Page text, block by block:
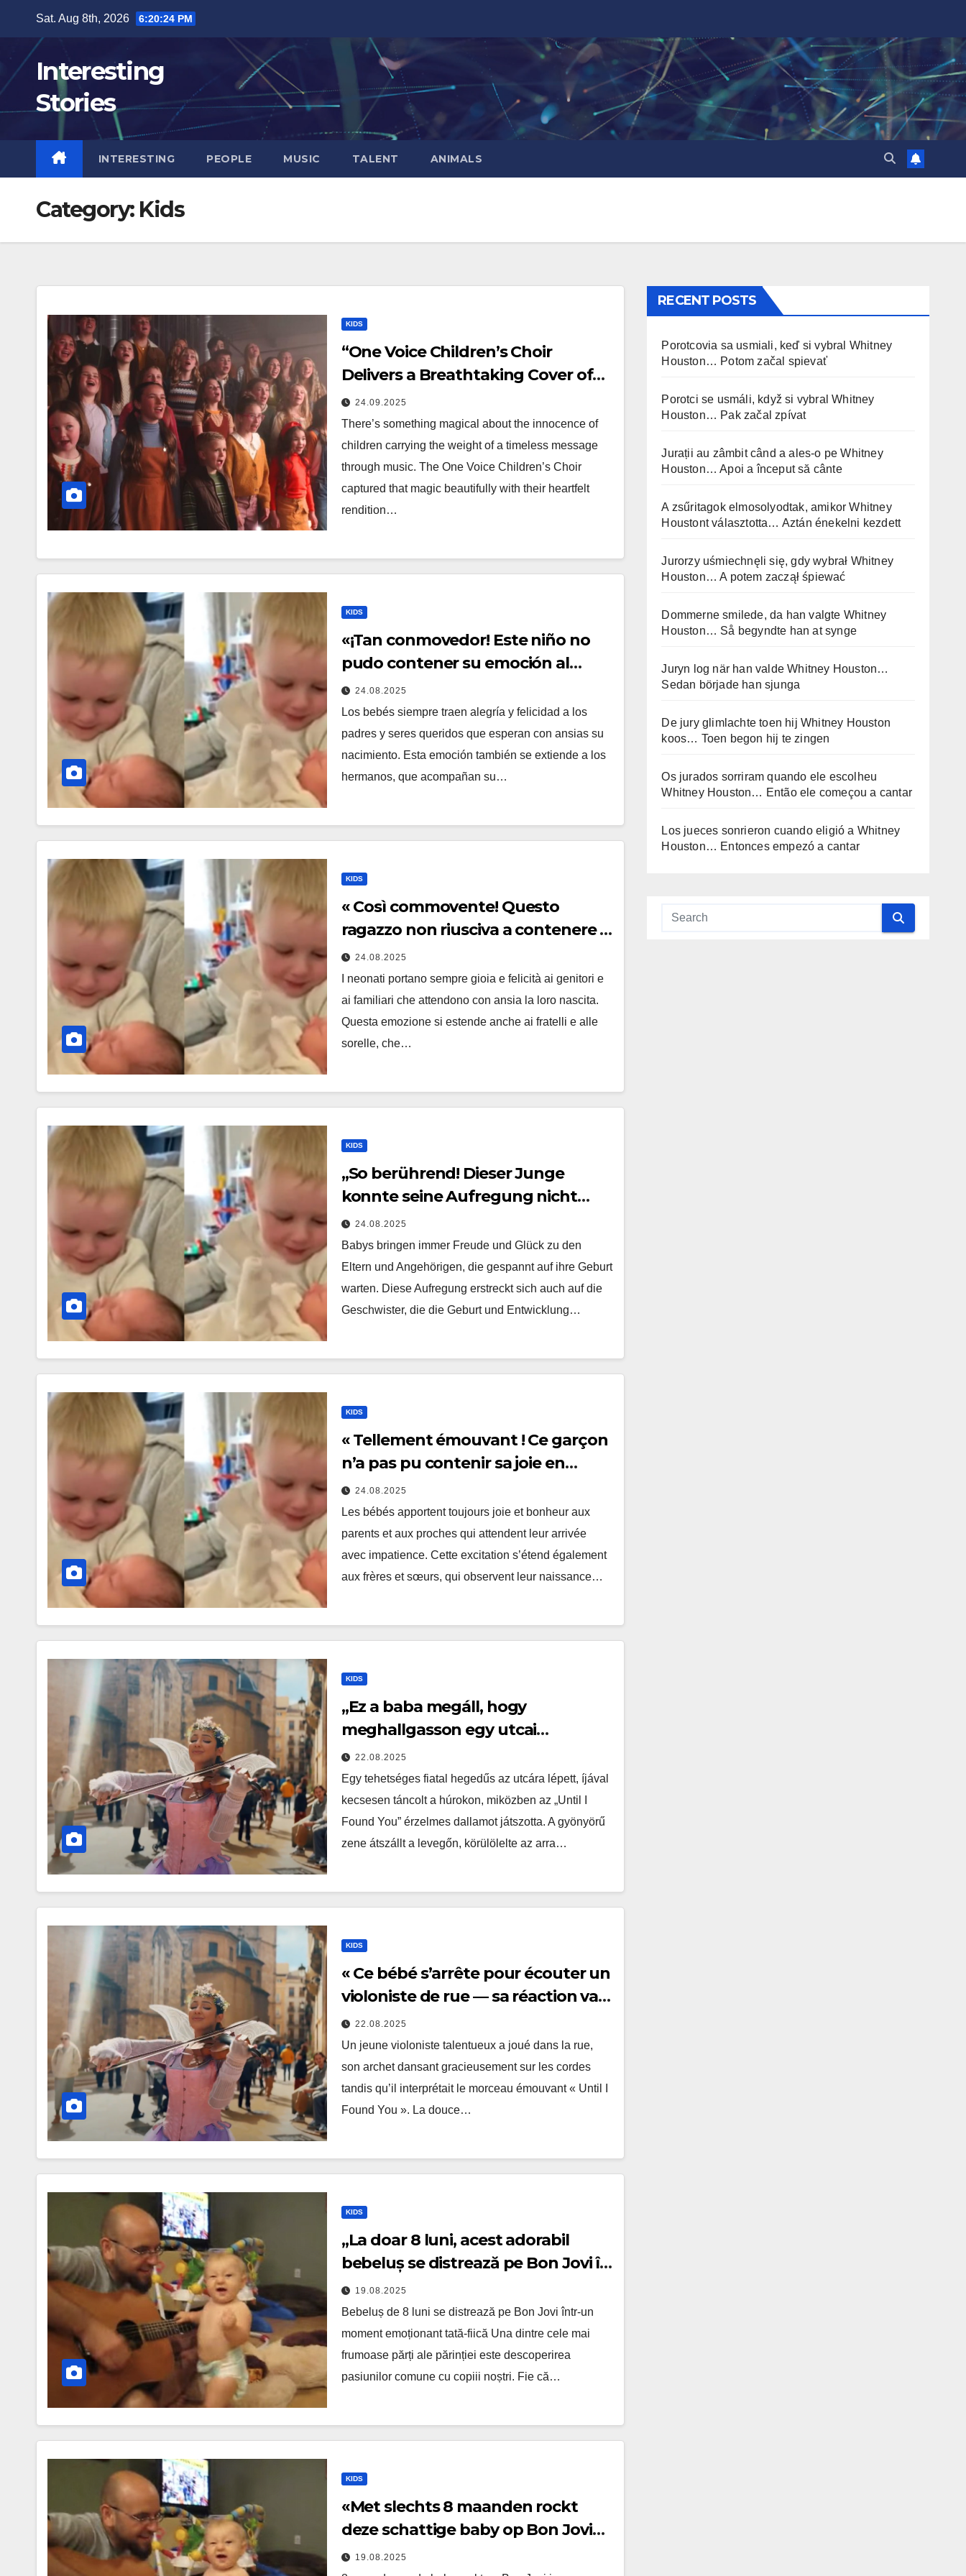
content
Sat. Aug 8th, 2026 6:20:25 PM
Interesting
Stories
INTERESTING PEOPLE MUSIC TALENT ANIMALS
Category: Kids
KIDS
“One Voice Children’s Choir
Delivers a Breathtaking Cover of
‘I’ll Stand By You’”
24.09.2025
There’s something magical about the innocence of
children carrying the weight of a timeless message
through music. The One Voice Children’s Choir
captured that magic beautifully with their heartfelt
rendition…
KIDS
«¡Tan conmovedor! Este niño no
pudo contener su emoción al
conocer a su hermanita recién
nacida. Su encuentro fue filmado»
24.08.2025
Los bebés siempre traen alegría y felicidad a los
padres y seres queridos que esperan con ansias su
nacimiento. Esta emoción también se extiende a los
hermanos, que acompañan su…
KIDS
« Così commovente! Questo
ragazzo non riusciva a contenere la
sua emozione incontrando la
sorellina appena nata. L’incontro è
stato filmato »
24.08.2025
I neonati portano sempre gioia e felicità ai genitori e
ai familiari che attendono con ansia la loro nascita.
Questa emozione si estende anche ai fratelli e alle
sorelle, che…
KIDS
„So berührend! Dieser Junge
konnte seine Aufregung nicht
zurückhalten, als er seine
neugeborene Schwester traf. Ihre
Begegnung wurde gefilmt“
24.08.2025
Babys bringen immer Freude und Glück zu den
Eltern und Angehörigen, die gespannt auf ihre Geburt
warten. Diese Aufregung erstreckt sich auch auf die
Geschwister, die die Geburt und Entwicklung…
KIDS
« Tellement émouvant ! Ce garçon
n’a pas pu contenir sa joie en
rencontrant sa petite sœur
nouveau-née. Leur rencontre a été
filmée »
24.08.2025
Les bébés apportent toujours joie et bonheur aux
parents et aux proches qui attendent leur arrivée
avec impatience. Cette excitation s’étend également
aux frères et sœurs, qui observent leur naissance…
KIDS
„Ez a baba megáll, hogy
meghallgasson egy utcai
hegedűst — a reakciója elolvasztja
a szívedet!”
22.08.2025
Egy tehetséges fiatal hegedűs az utcára lépett, íjával
kecsesen táncolt a húrokon, miközben az „Until I
Found You” érzelmes dallamot játszotta. A gyönyörű
zene átszállt a levegőn, körülölelte az arra…
KIDS
« Ce bébé s’arrête pour écouter un
violoniste de rue — sa réaction va
vous fondre le cœur »
22.08.2025
Un jeune violoniste talentueux a joué dans la rue,
son archet dansant gracieusement sur les cordes
tandis qu’il interprétait le morceau émouvant « Until I
Found You ». La douce…
KIDS
„La doar 8 luni, acest adorabil
bebeluș se distrează pe Bon Jovi în
timp ce tatăl cântă la chitară —
Vezi momentul dulce!”
19.08.2025
Bebeluș de 8 luni se distrează pe Bon Jovi într-un
moment emoționant tată-fiică Una dintre cele mai
frumoase părți ale părinției este descoperirea
pasiunilor comune cu copiii noștri. Fie că…
KIDS
«Met slechts 8 maanden rockt
deze schattige baby op Bon Jovi
terwijl papa gitaar speelt — Bekijk
19.08.2025
RECENT POSTS
Porotcovia sa usmiali, keď si vybral Whitney
Houston… Potom začal spievať
Porotci se usmáli, když si vybral Whitney
Houston… Pak začal zpívat
Jurații au zâmbit când a ales-o pe Whitney
Houston… Apoi a început să cânte
A zsűritagok elmosolyodtak, amikor Whitney
Houstont választotta… Aztán énekelni kezdett
Jurorzy uśmiechnęli się, gdy wybrał Whitney
Houston… A potem zaczął śpiewać
Dommerne smilede, da han valgte Whitney
Houston… Så begyndte han at synge
Juryn log när han valde Whitney Houston…
Sedan började han sjunga
De jury glimlachte toen hij Whitney Houston
koos… Toen begon hij te zingen
Os jurados sorriram quando ele escolheu
Whitney Houston… Então ele começou a cantar
Los jueces sonrieron cuando eligió a Whitney
Houston… Entonces empezó a cantar